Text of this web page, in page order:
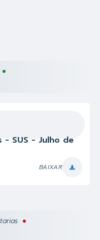
- SUS - Julho de
BAIXAR